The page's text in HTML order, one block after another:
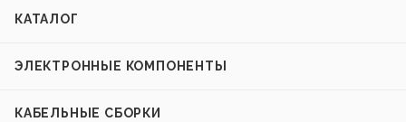
КАТАЛОГ
ЭЛЕКТРОННЫЕ КОМПОНЕНТЫ
КАБЕЛЬНЫЕ СБОРКИ